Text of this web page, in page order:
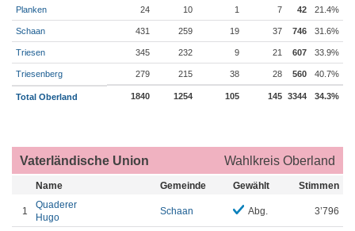
Planken 24 10 1 7 42 21.4%
Schaan 431 259 19 37 746 31.6%
Triesen 345 232 9 21 607 33.9%
Triesenberg 279 215 38 28 560 40.7%
Total Oberland 1840 1254 105 145 3344 34.3%
Vaterländische Union Wahlkreis Oberland
Name Gemeinde Gewählt Stimmen
1
Quaderer
Hugo
Schaan Abg. 3’796